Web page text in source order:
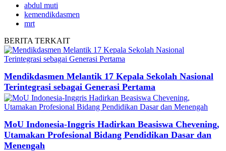
abdul muti
kemendikdasmen
mrt
BERITA TERKAIT
Mendikdasmen Melantik 17 Kepala Sekolah Nasional
Terintegrasi sebagai Generasi Pertama
MoU Indonesia-Inggris Hadirkan Beasiswa Chevening,
Utamakan Profesional Bidang Pendidikan Dasar dan
Menengah